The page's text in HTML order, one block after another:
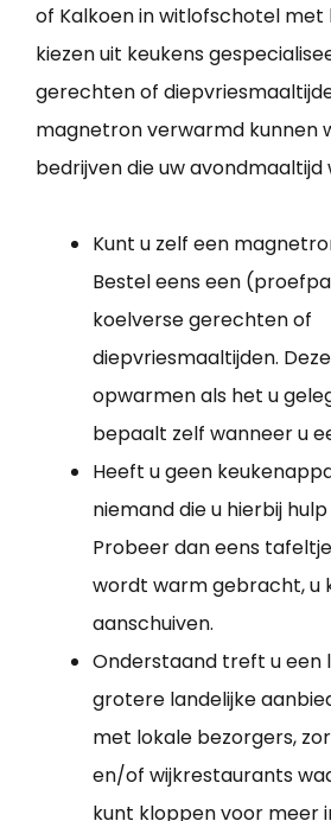
of Kalkoen in witlofschotel met
kiezen uit keukens
gerechten of
magnetron verwarmd kunnen
bedrijven die uw
Kunt u zelf een
Bestel eens een
koelverse gerechten of
diepvriesmaaltijden.
opwarmen als het u
bepaalt zelf wanneer u
Heeft u geen
niemand die u hierbij
Probeer dan eens
wordt warm gebracht, u
aanschuiven.
Onderstaand treft u een
grotere landelijke
met lokale bezorgers,
en/of wijkrestaurants
kunt kloppen voor meer